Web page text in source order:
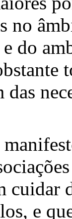
no
do
cuidar
e